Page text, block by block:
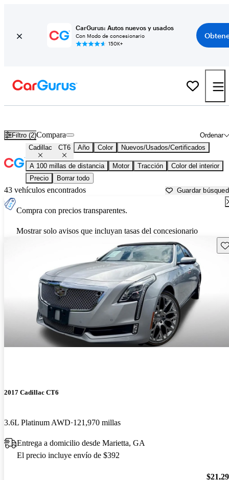
CarGurus: Autos nuevos y usados
Con Modo de concesionario
150K+
Filtro (2) Ordenar
Compara
Cadillac CT6 Año Color Nuevos/Usados/Certificados
A 100 millas de distancia Motor Tracción
Color del interior
Precio
Borrar todo
43 vehículos encontrados Guardar
Compra con precios transparentes.
Mostrar solo avisos que incluyan tasas del concesionario
2017 Cadillac CT6
3.6L Platinum AWD 121,970 millas
Entrega a domicilio desde Marietta, GA
El precio incluye envío de $392